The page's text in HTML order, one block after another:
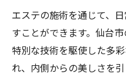
エステの施術を通じて、
すことができます。仙台
特別な技術を駆使した多
れ、内側からの美しさを